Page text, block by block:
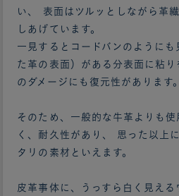
い、 表面はツルッとしながら革
しあげています。
一見するとコードバンのように
た革の表面）がある分表面に粘
のダメージにも復元性があります。
そのため、一般的な牛革よりも
く、耐久性があり、 思った以上
タリの素材といえます。
皮革事体に、うっすら白く見え